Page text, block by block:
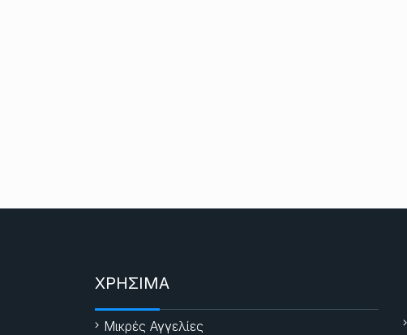
ΧΡΗΣΙΜΑ
Μικρές Αγγελίες